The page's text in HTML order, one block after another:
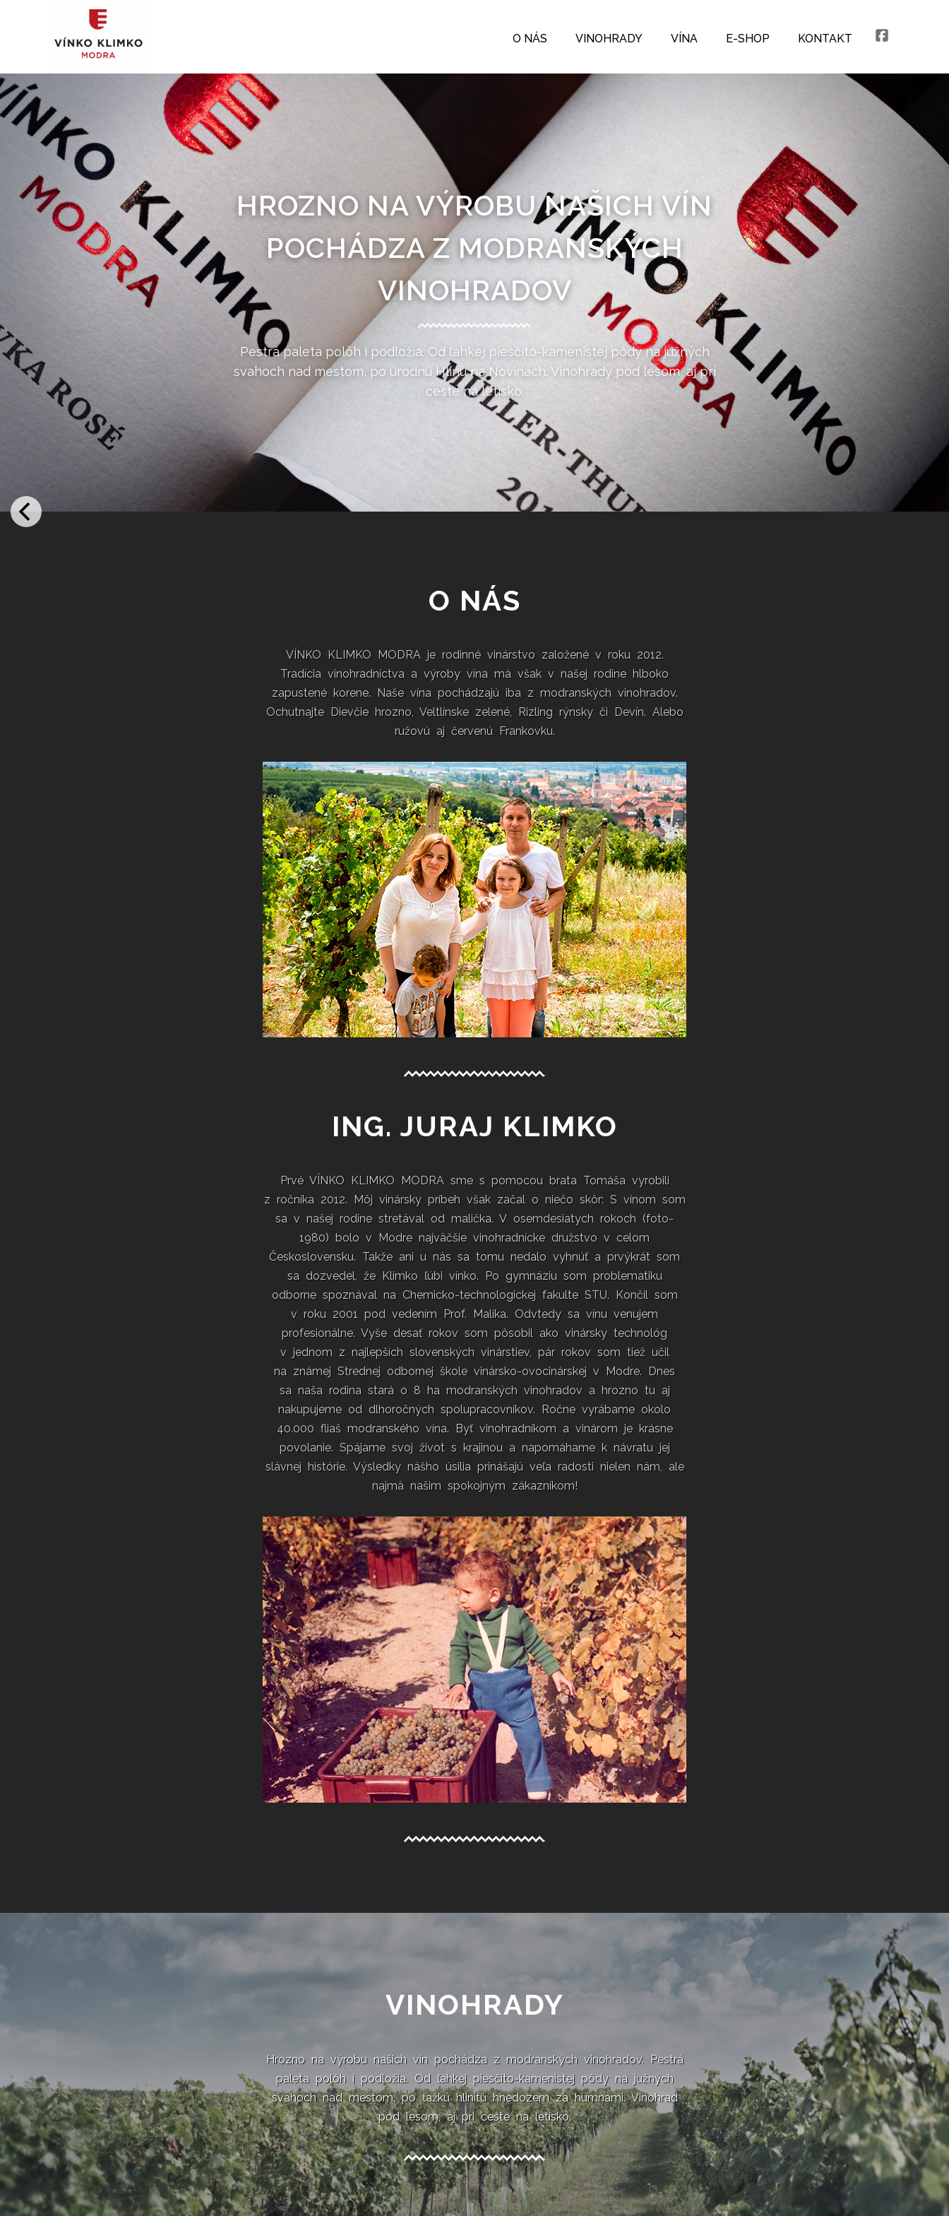
O NÁS VINOHRADY VÍNA E-SHOP KONTAKT
HROZNO NA VÝROBU NAŠICH VÍN
POCHÁDZA Z MODRANSKÝCH
VINOHRADOV
Pestrá paleta polôh i podložia. Od ľahkej piesčito-kamenistej pôdy na južných
svahoch nad mestom, po úrodnú Hlinu na Novinách. Vinohrady pod lesom, aj pri
ceste na letisko.
O NÁS
VÍNKO KLIMKO MODRA je rodinné vinárstvo založené v roku 2012.
Tradícia vinohradníctva a výroby vína má však v našej rodine hlboko
zapustené korene. Naše vína pochádzajú iba z modranských vinohradov.
Ochutnajte Dievčie hrozno, Veltlínske zelené, Rizling rýnsky či Devín. Alebo
ružovú aj červenú Frankovku.
ING. JURAJ KLIMKO
Prvé VÍNKO KLIMKO MODRA sme s pomocou brata Tomáša vyrobili
z ročníka 2012. Môj vinársky príbeh však začal o niečo skôr: S vínom som
sa v našej rodine stretával od malička. V osemdesiatych rokoch (foto-
1980) bolo v Modre najväčšie vinohradnícke družstvo v celom
Československu. Takže ani u nás sa tomu nedalo vyhnúť a prvýkrát som
sa dozvedel, že Klimko ľúbi vínko. Po gymnáziu som problematiku
odborne spoznával na Chemicko-technologickej fakulte STU. Končil som
v roku 2001 pod vedením Prof. Malíka. Odvtedy sa vínu venujem
profesionálne. Vyše desať rokov som pôsobil ako vinársky technológ
v jednom z najlepších slovenských vinárstiev, pár rokov som tiež učil
na známej Strednej odbornej škole vinársko-ovocinárskej v Modre. Dnes
sa naša rodina stará o 8 ha modranských vinohradov a hrozno tu aj
nakupujeme od dlhoročných spolupracovníkov. Ročne vyrábame okolo
40.000 fliaš modranského vína. Byť vinohradníkom a vinárom je krásne
povolanie. Spájame svoj život s krajinou a napomáhame k návratu jej
slávnej histórie. Výsledky nášho úsilia prinášajú veľa radosti nielen nám, ale
najmä našim spokojným zákazníkom!
VINOHRADY
Hrozno na výrobu našich vín pochádza z modranských vinohradov. Pestrá
paleta polôh i podložia. Od ľahkej piesčito-kamenistej pôdy na južných
svahoch nad mestom, po ťažkú hlinitú hnedozem za humnami. Vinohrad
pod lesom, aj pri ceste na letisko.